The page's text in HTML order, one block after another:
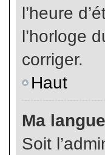
l’heure
l’horloge
corriger.
Haut
Ma
Soit